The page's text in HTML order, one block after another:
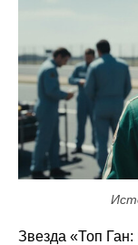
Звезда «Топ